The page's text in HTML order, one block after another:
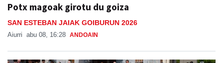
Potx magoak girotu du goiza
SAN ESTEBAN JAIAK GOIBURUN 2026
Aiurri abu 08, 16:28 ANDOAIN